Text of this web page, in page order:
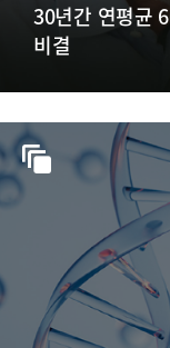
30년간 연평균
비결